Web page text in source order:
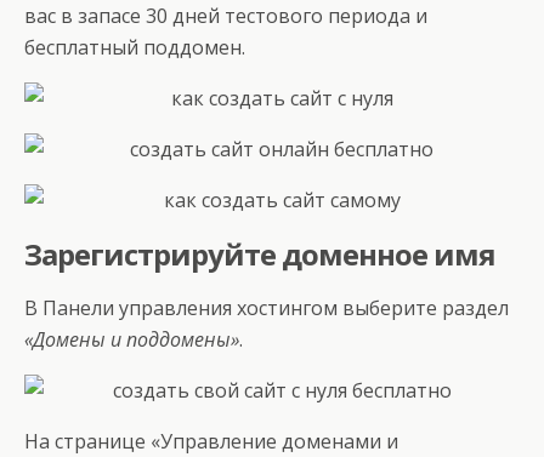
вас в запасе 30 дней тестового периода и
бесплатный поддомен.
Зарегистрируйте доменное имя
В Панели управления хостингом выберите раздел
«Домены и поддомены».
На странице «Управление доменами и